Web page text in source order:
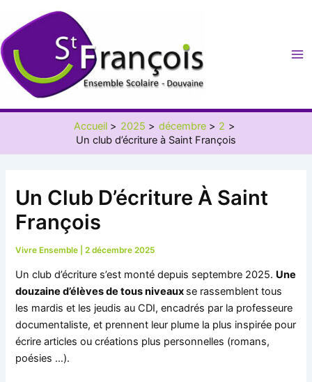
contenu
Accueil 2025 décembre
2
Un club d’écriture à Saint François
Un Club D’écriture À Saint
François
Vivre Ensemble |2 décembre 2025
Un club d’écriture s’est monté depuis septembre 2025. Une
douzaine d’élèves de tous niveaux se rassemblent tous
les mardis et les jeudis au CDI, encadrés par la professeure
documentaliste, et prennent leur plume la plus inspirée pour
écrire articles ou créations plus personnelles (romans,
poésies …).